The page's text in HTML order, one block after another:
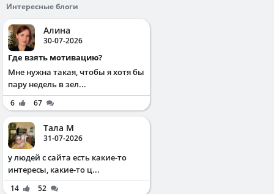
Интересные блоги
Алина
30-07-2026
Где взять мотивацию?
Мне нужна такая, чтобы я хотя бы
пару недель в зел...
6 67
Тала М
31-07-2026
у людей с сайта есть какие-то
интересы, какие-то ц...
14 52